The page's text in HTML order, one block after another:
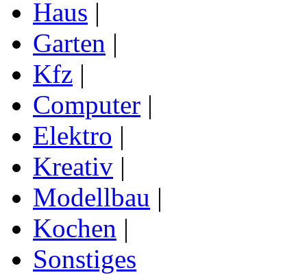
Haus |
Garten |
Kfz |
Computer |
Elektro |
Kreativ |
Modellbau |
Kochen |
Sonstiges